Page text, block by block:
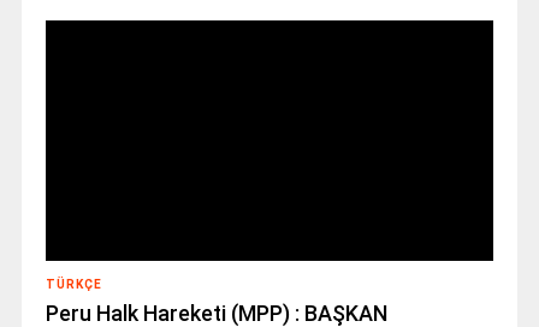
TÜRKÇE
Peru Halk Hareketi (MPP) : BAŞKAN